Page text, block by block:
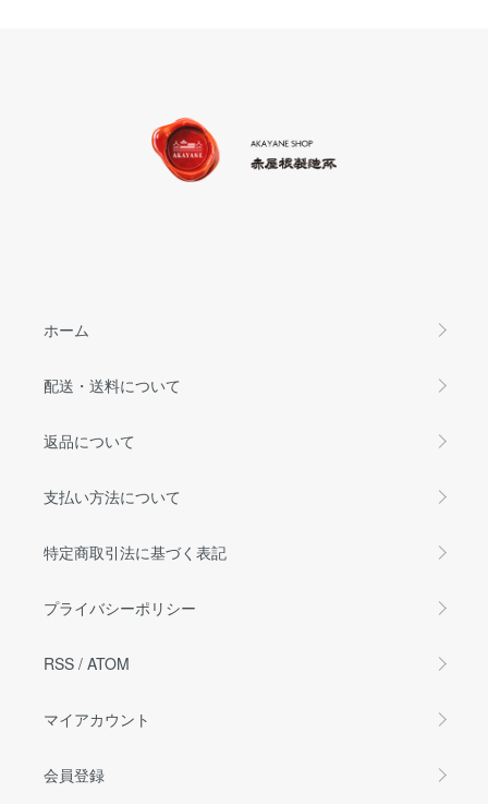
ホーム
配送・送料について
返品について
支払い方法について
特定商取引法に基づく表記
プライバシーポリシー
RSS / ATOM
マイアカウント
会員登録